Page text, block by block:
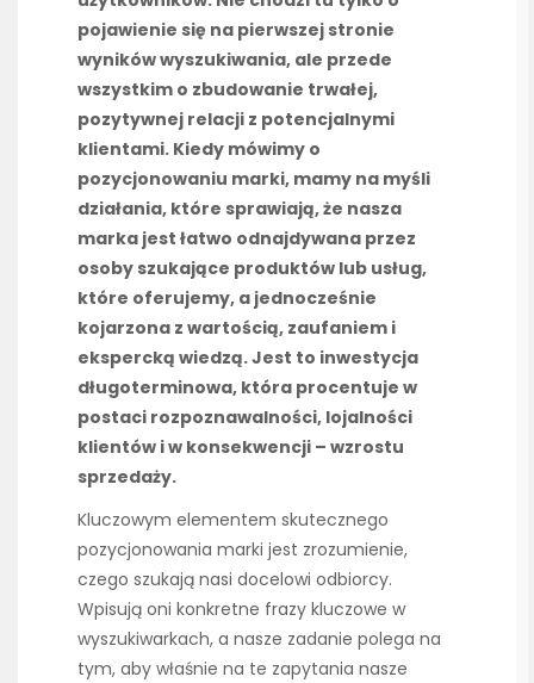
pojawienie się na pierwszej stronie
wyników wyszukiwania, ale przede
wszystkim o zbudowanie trwałej,
pozytywnej relacji z potencjalnymi
klientami. Kiedy mówimy o
pozycjonowaniu marki, mamy na myśli
działania, które sprawiają, że nasza
marka jest łatwo odnajdywana przez
osoby szukające produktów lub usług,
które oferujemy, a jednocześnie
kojarzona z wartością, zaufaniem i
ekspercką wiedzą. Jest to inwestycja
długoterminowa, która procentuje w
postaci rozpoznawalności, lojalności
klientów i w konsekwencji – wzrostu
sprzedaży.
Kluczowym elementem skutecznego
pozycjonowania marki jest zrozumienie,
czego szukają nasi docelowi odbiorcy.
Wpisują oni konkretne frazy kluczowe w
wyszukiwarkach, a nasze zadanie polega na
tym, aby właśnie na te zapytania nasze